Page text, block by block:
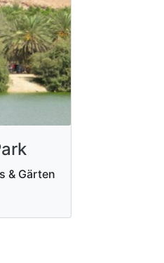
& Gärten